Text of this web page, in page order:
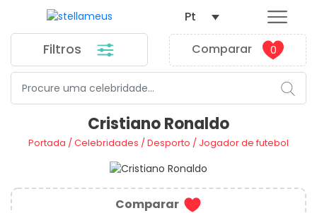
Filtros Comparar 0
Pt
Cristiano Ronaldo
Portada /Celebridades /Desporto / Jogador de futebol
Comparar